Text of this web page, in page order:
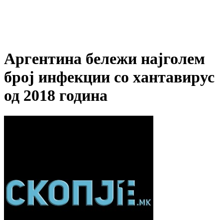
Аргентина бележи најголем
број инфекции со хантавирус
од 2018 година